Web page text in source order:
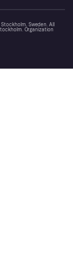
Sweden. All
Organization